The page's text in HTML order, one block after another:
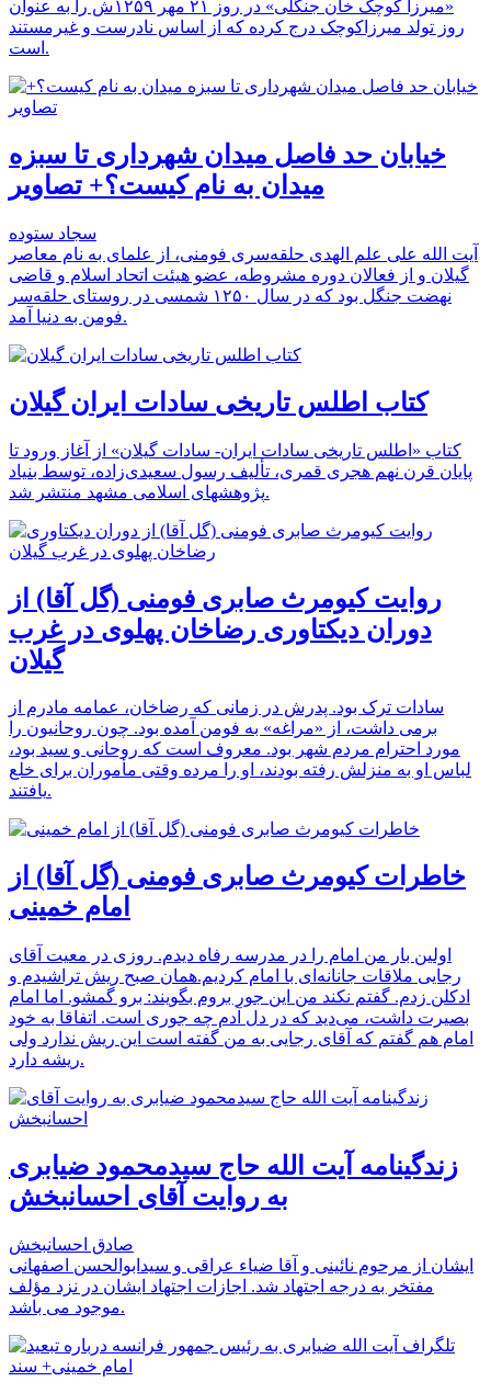
«میرزا کوچک خان جنگلی» در روز ۲۱ مهر ۱۲۵۹ش را به عنوان
روز تولد میرزاکوچک درج کرده که از اساس نادرست و غیرمستند
است.
خیابان حد فاصل میدان شهرداری تا سبزه
میدان به نام کیست؟+ تصاویر
سجاد ستوده
آیت الله علی علم الهدی حلقه‌‌سری فومنی، از علمای به نام معاصر
گیلان و از فعالان دوره مشروطه، عضو هیئت اتحاد اسلام و قاضی
نهضت جنگل بود که در سال ۱۲۵۰ شمسی در روستای حلقه‌سر
فومن به دنیا آمد.
کتاب اطلس تاریخی سادات ایران گیلان
کتاب «اطلس تاریخی سادات ایران- سادات گیلان» از آغاز ورود تا
پایان قرن نهم هجری قمری، تألیف رسول سعیدی‌زاده، توسط بنیاد
پژوهشهای اسلامی مشهد منتشر شد.
روایت کیومرث صابری فومنی (گل آقا) از
دوران دیکتاوری رضاخان پهلوی در غرب
گیلان
مادرم از‏‎ ‎‏سادات ترک بود. پدرش در زمانی که رضاخان، عمامه
روحانیون را‏‎ ‎‏برمی داشت، از «مراغه» به فومن آمده بود. چون
روحانی و سید بود،‏‎ ‎‏مورد احترام مردم شهر بود. معروف است که
وقتی مأموران برای خلع‏‎ ‎‏لباس او به منزلش رفته بودند، او را مرده
یافتند.
خاطرات کیومرث صابری فومنی (گل آقا) از
امام خمینی
اولین بار من امام را در مدرسه رفاه دیدم. روزی در معیت آقای
رجایی ملاقات جانانه‌ای با امام کردیم.همان صبح ریش تراشیدم و
ادکلن زدم. گفتم نکند من این جور بروم بگویند: برو گمشو. اما امام
بصیرت داشت، می‌دید که در دل آدم چه جوری است. اتفاقا به خود
امام هم گفتم که آقای رجایی به من گفته است این ریش ندارد ولی
ریشه دارد.
زندگینامه آیت الله حاج سیدمحمود ضیابری
به روایت آقای احسانبخش
صادق احسانبخش
ایشان از مرحوم نائینی و آقا ضیاء عراقی و سیدابوالحسن اصفهانی
مفتخر به درجه اجتهاد شد. اجازات اجتهاد ایشان در نزد مؤلف
موجود می باشد.